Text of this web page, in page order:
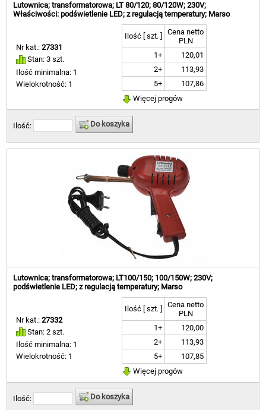
Lutownica; transformatorowa; LT 80/120; 80/120W; 230V;
Właściwości: podświetlenie LED; z regulacją temperatury; Marso
Nr kat.:27331
Stan: 3 szt.
Ilość minimalna: 1
Wielokrotność: 1
Ilość [ szt. ]
Cena netto
PLN
1+
120,01
2+
113,93
5+
107,86
Więcej progów
Ilość: Do koszyka
Lutownica; transformatorowa; LT100/150; 100/150W; 230V;
podświetlenie LED; z regulacją temperatury; Marso
Nr kat.:27332
Stan: 2 szt.
Ilość minimalna: 1
Wielokrotność: 1
Ilość [ szt. ]
Cena netto
PLN
1+
120,00
2+
113,93
5+
107,85
Więcej progów
Ilość: Do koszyka